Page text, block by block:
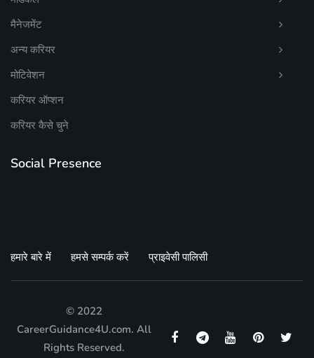
मैनेजमेंट
अन्य करियर
मोटिवेशन
करियर ऑप्शन
करियर कैसे चुने
Social Presence
हमारे बारे में हमसे सम्पर्क करें प्राइवेसी पालिसी
© 2022
CareerGuidance4U.com. All
Rights Reserved.